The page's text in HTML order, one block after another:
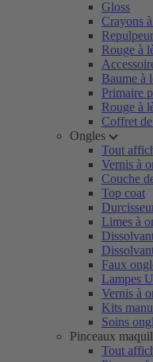
Gloss
Crayons
Rouge à
Baume à
Primaire
Rouge à
Coffret
Ongles
Tout
Vernis à
Couche
Top coat
Limes à
Faux
Lampes
Vernis à
Kits
Soins
Pinceaux
Tout